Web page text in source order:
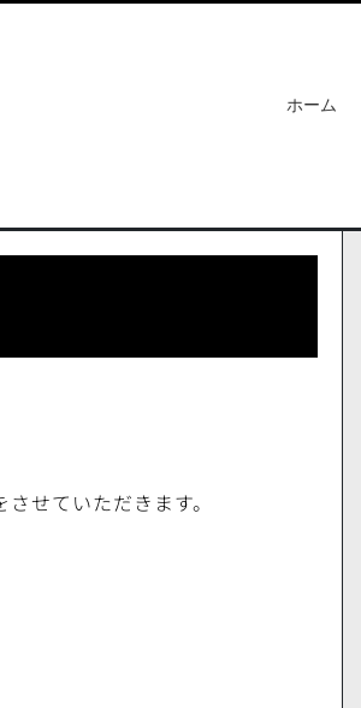
ホーム
せていただきます。